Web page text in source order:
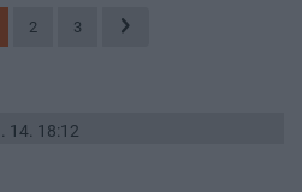
2 3
14. 18:12